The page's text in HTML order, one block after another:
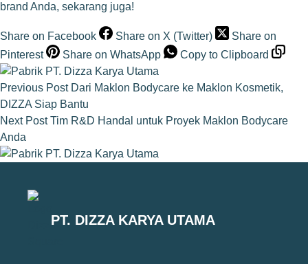
brand Anda, sekarang juga!
Share on Facebook Share on X (Twitter)
Share on
Pinterest
Share on WhatsApp Copy to Clipboard
Previous Post Dari Maklon Bodycare ke Maklon Kosmetik,
DIZZA Siap Bantu
Next Post Tim R&D Handal untuk Proyek Maklon Bodycare
Anda
PT. DIZZA KARYA UTAMA